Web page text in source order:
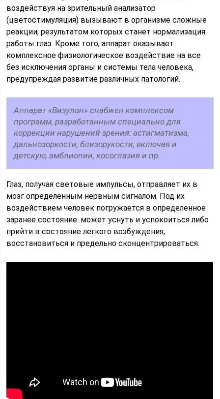
воздействуя на зрительный анализатор
(цветостимуляция) вызывают в организме сложные
реакции, результатом которых станет нормализация
работы глаз. Кроме того, аппарат оказывает
комплексное физиологическое воздействие на все
без исключения органы и системы тела человека,
предупреждая развитие различных патологий.
Аппарат «Визулон» снабжен комплексом
программ, разработанным специально для
коррекции нарушений зрения: астигматизма,
дальнозоркости, близорукости, включая и
детскую, амблиопии, косоглазия и пр.
Глаз, получая световые импульсы, отправляет их в
мозг определенным нервным сигналом. Под их
воздействием человек погружается в определенное
заранее состояние: может уснуть и успокоиться либо
прийти в состояние легкого возбуждения,
восстановиться и предельно сконцентрироваться.